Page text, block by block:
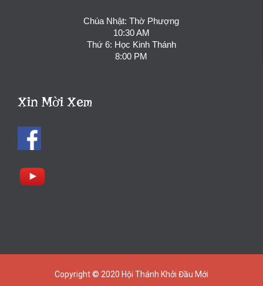
Chúa Nhật: Thờ Phượng
10:30 AM
Thứ 6: Học Kinh Thánh
8:00 PM
Xin Mời Xem
Copyright © 2020 Hội Thánh Khởi Đầu Mới